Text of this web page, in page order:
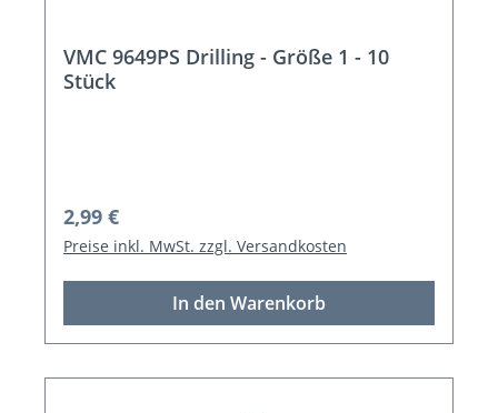
VMC 9649PS Drilling - Größe 1 - 10
Stück
Regulärer Preis:
2,99 €
Preise inkl. MwSt. zzgl. Versandkosten
In den Warenkorb